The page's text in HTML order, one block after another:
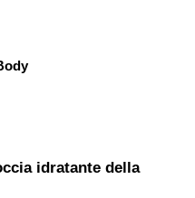
idratante della